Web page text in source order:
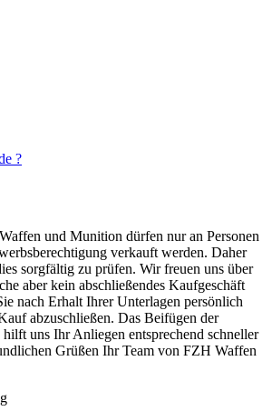
?
und Munition dürfen nur an Personen
verkauft werden. Daher
sorgfältig zu prüfen. Wir freuen uns über
aber kein abschließendes Kaufgeschäft
nach Erhalt Ihrer Unterlagen persönlich
abzuschließen. Das Beifügen der
uns Ihr Anliegen entsprechend schneller
Grüßen Ihr Team von FZH Waffen